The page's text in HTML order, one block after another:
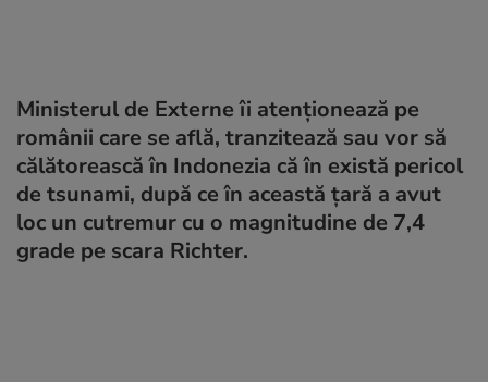
Ministerul de Externe îi atenționează pe
românii care se află, tranzitează sau vor să
călătorească în Indonezia că în există pericol
de tsunami, după ce în această țară a avut
loc un cutremur cu o magnitudine de 7,4
grade pe scara Richter.